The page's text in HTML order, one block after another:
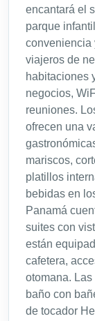
encantará el
parque
conveniencia
viajeros de
habitaciones
negocios,
reuniones.
ofrecen una
mariscos,
platillos
bebidas en
Panamá
suites con
están
cafetera,
otomana.
baño con
de tocador